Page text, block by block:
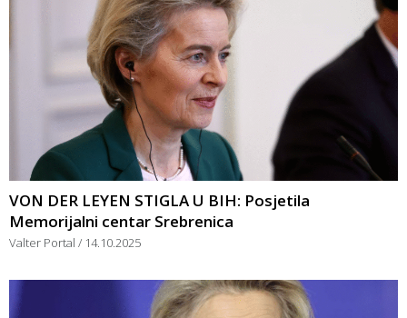
VON DER LEYEN STIGLA U BIH: Posjetila
Memorijalni centar Srebrenica
Valter Portal 14.10.2025